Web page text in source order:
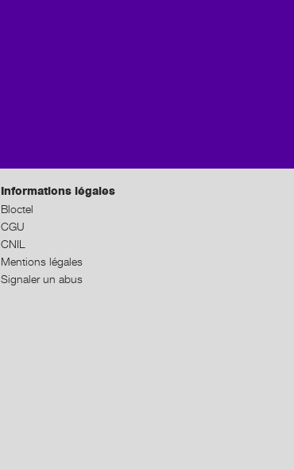
Informations légales
Bloctel
CGU
CNIL
Mentions légales
Signaler un abus